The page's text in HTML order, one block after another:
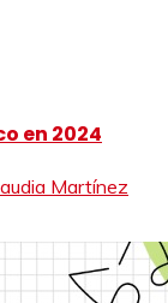
en 2024
Martínez